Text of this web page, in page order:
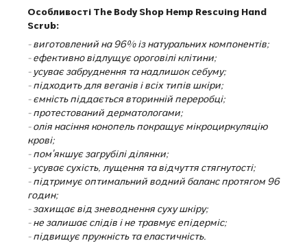
Особливості The Body Shop Hemp Rescuing Hand
Scrub:
- виготовлений на 96% із натуральних компонентів;
- ефективно відлущує ороговілі клітини;
- усуває забруднення та надлишок себуму;
- підходить для веганів і всіх типів шкіри;
- ємність піддається вторинній переробці;
- протестований дерматологами;
- олія насіння конопель покращує мікроциркуляцію
крові;
- пом'якшує загрубілі ділянки;
- усуває сухість, лущення та відчуття стягнутості;
- підтримує оптимальний водний баланс протягом 96
годин;
- захищає від зневоднення суху шкіру;
- не залишає слідів і не травмує епідерміс;
- підвищує пружність та еластичність.